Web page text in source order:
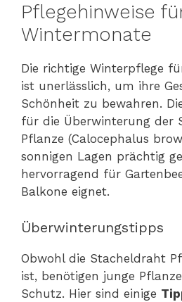
Pflegehinweise
Wintermonate
Die richtige Winterpflege
ist unerlässlich, um ihre
Schönheit zu bewahren.
für die Überwinterung der
Pflanze (Calocephalus
sonnigen Lagen prächtig
hervorragend für
Balkone eignet.
Überwinterungstipps
Obwohl die Stacheldraht
ist, benötigen junge
Schutz. Hier sind einige